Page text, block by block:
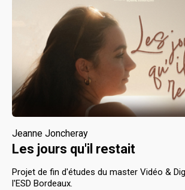
Jeanne Joncheray
Les jours qu'il restait
Projet de fin d'études du master Vidéo &
l'ESD Bordeaux.